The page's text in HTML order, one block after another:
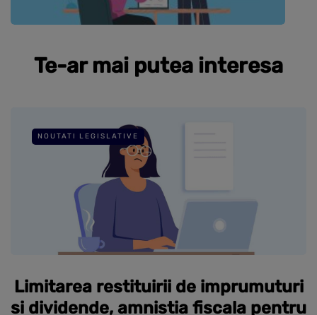
Te-ar mai putea interesa
NOUTATI LEGISLATIVE
Limitarea restituirii de imprumuturi
si dividende, amnistia fiscala pentru